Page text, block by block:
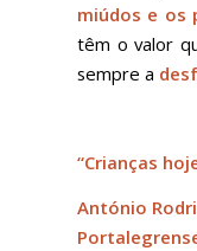
miúdos e os
têm o valor
sempre a
“Crianças
António